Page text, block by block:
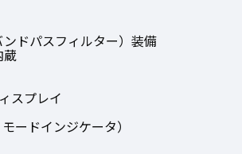
業界使用例から探す
ドパスフィルター）装備
蔵
スプレイ
ードインジケータ）